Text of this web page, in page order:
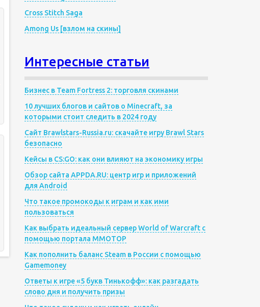
Cross Stitch Saga
Among Us [взлом на скины]
Интересные статьи
Бизнес в Team Fortress 2: торговля скинами
10 лучших блогов и сайтов о Minecraft, за
которыми стоит следить в 2024 году
Сайт Brawlstars-Russia.ru: скачайте игру Brawl Stars
безопасно
Кейсы в CS:GO: как они влияют на экономику игры
Обзор сайта APPDA.RU: центр игр и приложений
для Android
Что такое промокоды к играм и как ими
пользоваться
Как выбрать идеальный сервер World of Warcraft с
помощью портала MMOTOP
Как пополнить баланс Steam в России с помощью
Gamemoney
Ответы к игре «5 букв Тинькофф»: как разгадать
слово дня и получить призы